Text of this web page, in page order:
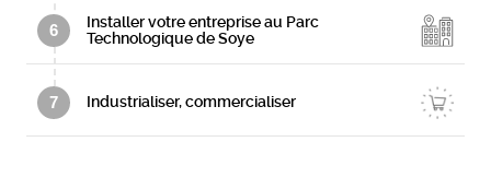
6
Installer votre entreprise au Parc
Technologique de Soye
7 Industrialiser, commercialiser